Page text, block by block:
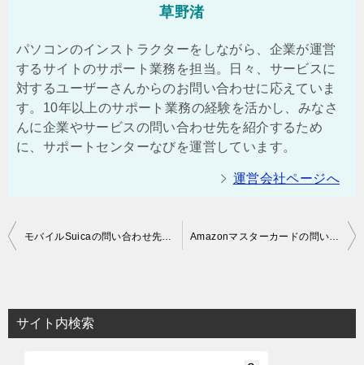
草野渚
パソコンのインストラクターをしながら、企業が運営
するサイトのサポート業務を担当。日々、サービスに
対するユーザーさんからのお問い合わせに応えていま
す。10年以上のサポート業務の経験を活かし、みなさ
んに企業やサービスの問い合わせ先を紹介するため
に、サポートセンターなびを運営しています。
運営会社ページへ
投
ビ
ゲ
モバイルSuicaの問い合わせ先まとめ！コールセンターの電話番号やメールドレスも Amazonマスターカードの問い合わせ先まとめ | 紛失時の電話番号も
サイト内検索